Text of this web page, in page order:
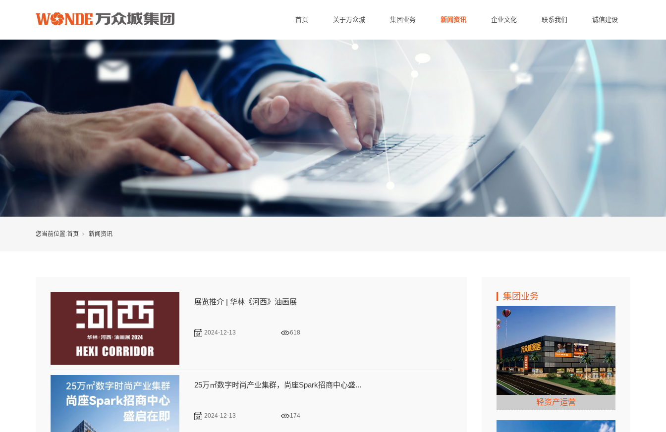
首页 关于万众城 集团业务 新闻资讯 企业文化 联系我们 诚信建设
您当前位置:首页 新闻资讯
展览推介 | 华林《河西》油画展
2024-12-13 618
25万㎡数字时尚产业集群，尚座Spark招商中心盛...
2024-12-13 174
集团业务
轻资产运营